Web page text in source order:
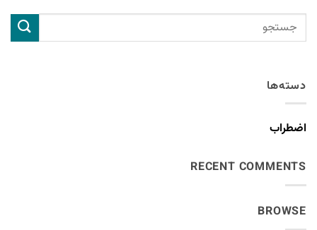
دسته‌ها
اضطراب
RECENT COMMENTS
BROWSE